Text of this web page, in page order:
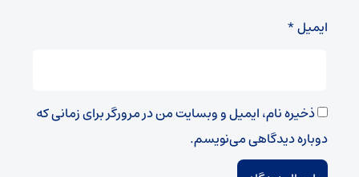
ایمیل*
ذخیره نام، ایمیل و وبسایت من در مرورگر برای زمانی که
دوباره دیدگاهی می‌نویسم.